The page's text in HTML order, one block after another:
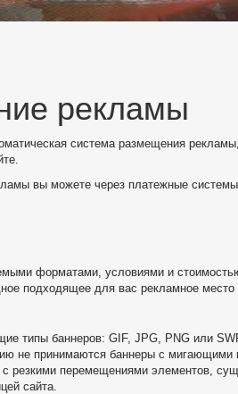
рекламы
система размещения
вы можете через платежные
форматами, условиями и
подходящее для вас рекламное
типы баннеров: GIF, JPG, PNG или
не принимаются баннеры с мигающими
резкими перемещениями элементов,
сайта.